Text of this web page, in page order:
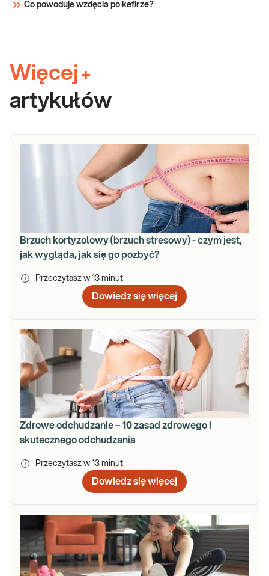
Co powoduje wzdęcia po kefirze?
Więcej +
artykułów
Brzuch kortyzolowy (brzuch stresowy) - czym jest,
jak wygląda, jak się go pozbyć?
Przeczytasz w 13 minut
Dowiedz się więcej
Zdrowe odchudzanie – 10 zasad zdrowego i
skutecznego odchudzania
Przeczytasz w 13 minut
Dowiedz się więcej